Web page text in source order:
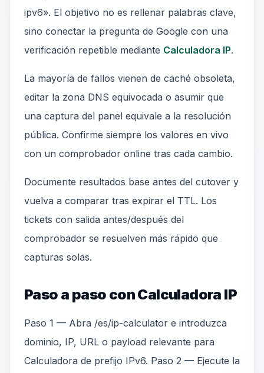
ipv6». El objetivo no es rellenar palabras clave,
sino conectar la pregunta de Google con una
verificación repetible mediante Calculadora IP.
La mayoría de fallos vienen de caché obsoleta,
editar la zona DNS equivocada o asumir que
una captura del panel equivale a la resolución
pública. Confirme siempre los valores en vivo
con un comprobador online tras cada cambio.
Documente resultados base antes del cutover y
vuelva a comparar tras expirar el TTL. Los
tickets con salida antes/después del
comprobador se resuelven más rápido que
capturas solas.
Paso a paso con Calculadora IP
Paso 1 — Abra /es/ip-calculator e introduzca
dominio, IP, URL o payload relevante para
Calculadora de prefijo IPv6. Paso 2 — Ejecute la